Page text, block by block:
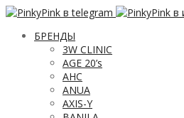
БРЕНДЫ
3W CLINIC
AGE 20’s
AHC
ANUA
AXIS-Y